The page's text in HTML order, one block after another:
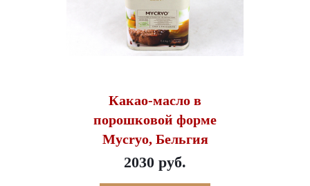
Какао-масло в
порошковой форме
Mycryo, Бельгия
2030 руб.